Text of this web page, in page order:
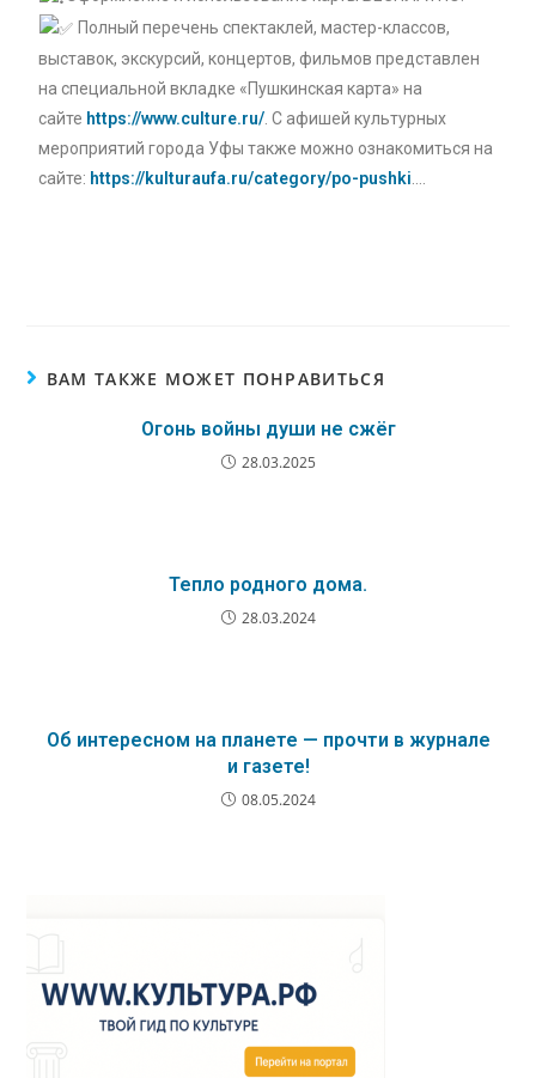
Полный перечень спектаклей, мастер-классов,
выставок, экскурсий, концертов, фильмов представлен
на специальной вкладке «Пушкинская карта» на
сайте https://www.culture.ru/ . С афишей культурных
мероприятий города Уфы также можно ознакомиться на
сайте: https://kulturaufa.ru/category/po-pushki
ВАМ ТАКЖЕ МОЖЕТ ПОНРАВИТЬСЯ
Огонь войны души не сжёг
28.03.2025
Тепло родного дома.
28.03.2024
Об интересном на планете — прочти в журнале
и газете!
08.05.2024